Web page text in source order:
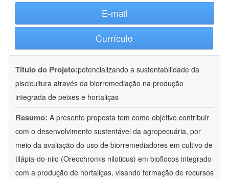
E-mail
Currículo
Título do Projeto:potencializando a sustentabilidade da
piscicultura através da biorremediação na produção
integrada de peixes e hortaliças
Resumo: A presente proposta tem como objetivo contribuir
com o desenvolvimento sustentável da agropecuária, por
meio da avaliação do uso de biorremediadores em cultivo de
tilápia-do-nilo (Oreochromis niloticus) em bioflocos integrado
com a produção de hortaliças, visando formação de recursos